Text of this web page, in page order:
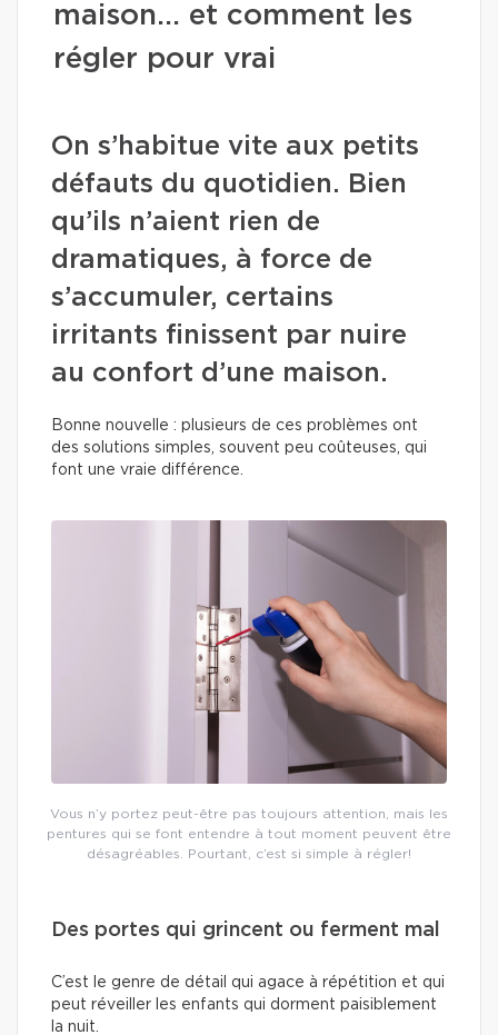
maison… et comment les
régler pour vrai
On s’habitue vite aux petits
défauts du quotidien. Bien
qu’ils n’aient rien de
dramatiques, à force de
s’accumuler, certains
irritants finissent par nuire
au confort d’une maison.
Bonne nouvelle : plusieurs de ces problèmes ont
des solutions simples, souvent peu coûteuses, qui
font une vraie différence.
Vous n’y portez peut-être pas toujours attention, mais les
pentures qui se font entendre à tout moment peuvent être
désagréables. Pourtant, c’est si simple à régler!
Des portes qui grincent ou ferment mal
C’est le genre de détail qui agace à répétition et qui
peut réveiller les enfants qui dorment paisiblement
la nuit.